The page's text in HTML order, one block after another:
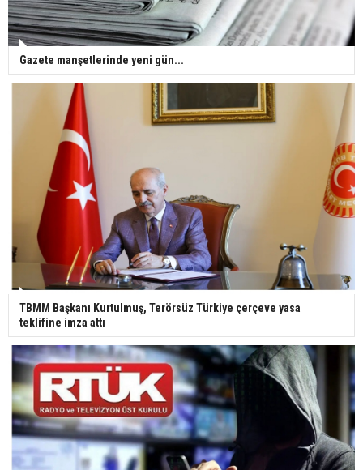
Gazete manşetlerinde yeni gün...
TBMM Başkanı Kurtulmuş, Terörsüz Türkiye çerçeve yasa
teklifine imza attı